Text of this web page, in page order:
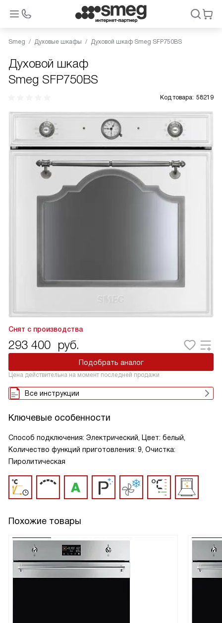
Smeg Духовые шкафы Духовой шкаф Smeg SFP750BS
Духовой шкаф
Smeg SFP750BS
Код товара: 58219
Снят с производства
293 400 руб.
Подобрать аналог
Цена действительна на момент последней продажи
Все инструкции
Ключевые особенности
Способ подключения: Электрический, Цвет: белый,
Количество функций приготовления: 9, Очистка:
Пиролитическая
Похожие товары